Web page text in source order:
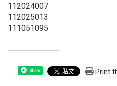
112024007
112025013
111051095
Share Print